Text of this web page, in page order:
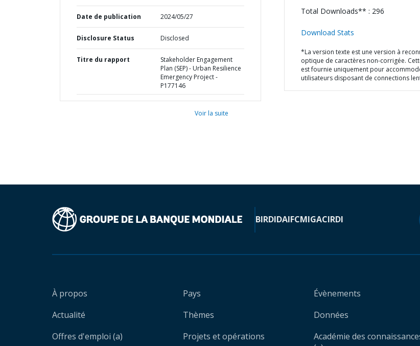
Date de publication 2024/05/27
Disclosure Status Disclosed
Titre du rapport
Stakeholder Engagement
Plan (SEP) - Urban Resilience
Emergency Project -
P177146
Voir la suite
Total Downloads** : 296
Download Stats
*La version texte est une version à
optique de caractères non-corrigée.
est fournie uniquement pour
utilisateurs disposant de connections
BIRDIDAIFCMIGACIRDI
À propos
Actualité
Offres d'emploi (a)
Pays
Thèmes
Projets et opérations
Évènements
Données
Académie des